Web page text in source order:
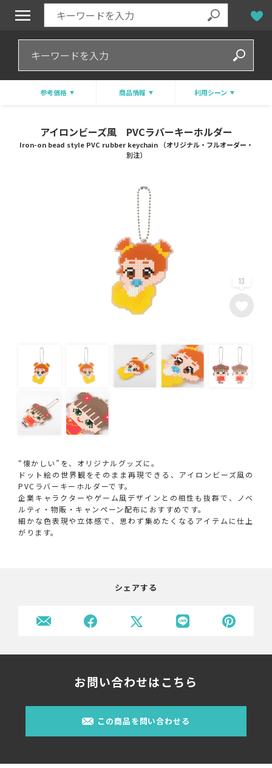
参考価格 商品情報 利用シーン
アイロンビーズ風 PVCラバーキーホルダー
Iron-on bead style PVC rubber keychain （オリジナル・フルオーダー・
別注）
13
“懐かしい”を、オリジナルグッズに。
ドット絵の世界観をそのまま再現できる、アイロンビーズ風の
PVCラバーキーホルダーです。
企業キャラクターやゲーム風デザインとの相性も抜群で、ノベ
ルティ・物販・キャンペーン配布におすすめです。
細かな色表現や立体感で、思わず集めたくなるアイテムに仕上
がります。
シェアする
お問い合わせはこちら
この商品を問い合わせる